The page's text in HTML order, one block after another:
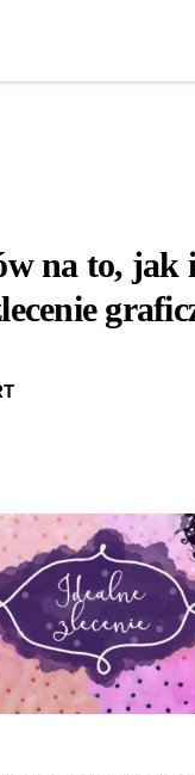
na to, jak